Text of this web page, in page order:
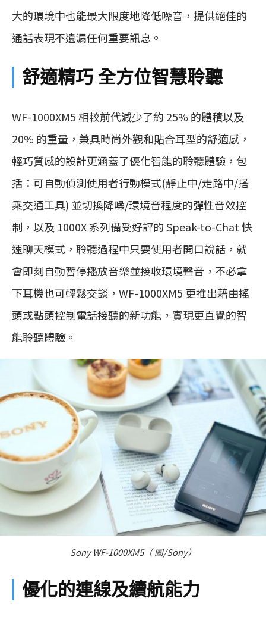
大的環境中也能最大限度地降低噪音，提供絕佳的
通話表現不遺漏任何重要訊息。
舒適精巧 全方位智慧聆聽
WF-1000XM5 相較前代減少了約 25% 的體積以及
20% 的重量，兼具時尚外觀和貼合耳型的舒適感，
輕巧質感的設計更涵蓋了優化智能的聆聽體驗，包
括：可自動偵測使用者行動模式(靜止中/走路中/搭
乘交通工具) 並切換降噪/環境音程度的彈性音效控
制，以及 1000X 系列備受好評的 Speak-to-Chat 快
速聊天模式，聆聽過程中只要使用者開口說話，就
會即刻自動暫停播放音樂並接收環境聲音，不必拿
下耳機也可輕鬆交談，WF-1000XM5 更推出藉由搖
頭或點頭控制電話接聽的新功能，實現更直覺的智
能聆聽體驗。
Sony WF-1000XM5（ 圖/Sony）
優化的連線及續航能力